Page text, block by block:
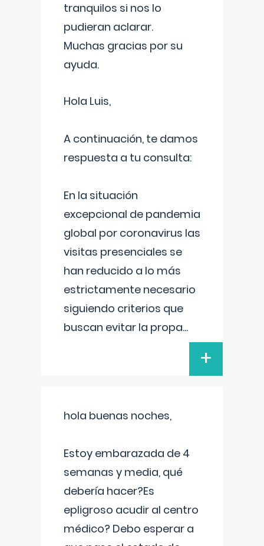
tranquilos si nos lo
pudieran aclarar.
Muchas gracias por su
ayuda.
Hola Luis,
A continuación, te damos
respuesta a tu consulta:
En la situación
excepcional de pandemia
global por coronavirus las
visitas presenciales se
han reducido a lo más
estrictamente necesario
siguiendo criterios que
buscan evitar la propa...
+
hola buenas noches,
Estoy embarazada de 4
semanas y media, qué
debería hacer?Es
epligroso acudir al centro
médico? Debo esperar a